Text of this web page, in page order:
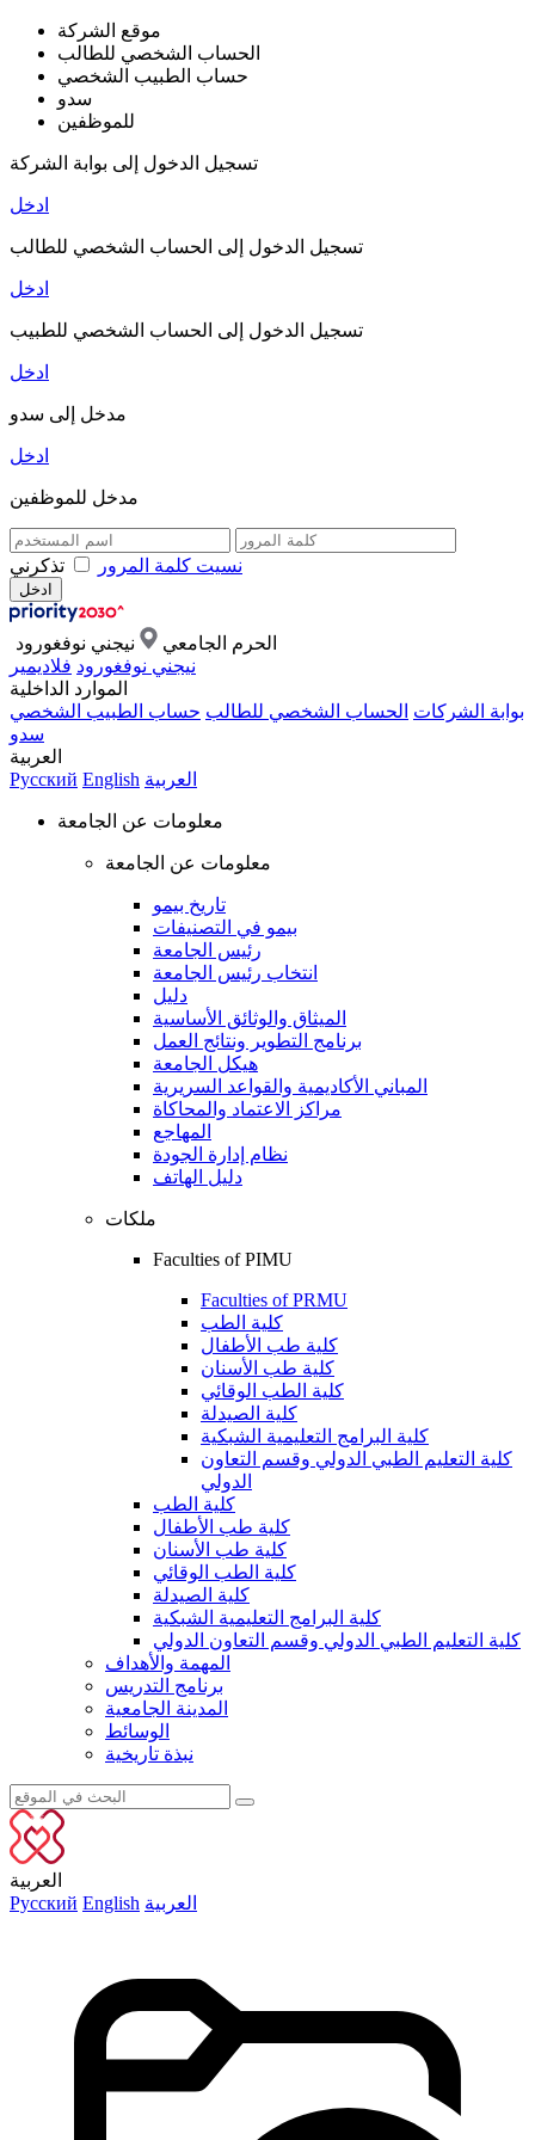
موقع الشركة
الحساب الشخصي للطالب
حساب الطبيب الشخصي
سدو
للموظفين
تسجيل الدخول إلى بوابة الشركة
ادخل
تسجيل الدخول إلى الحساب الشخصي للطالب
ادخل
تسجيل الدخول إلى الحساب الشخصي للطبيب
ادخل
مدخل إلى سدو
ادخل
مدخل للموظفين
نسيت كلمة المرور تذكرني
الحرم الجامعي
نيجني نوفغورود
نيجني نوفغورود فلاديمير
الموارد الداخلية
بوابة الشركات الحساب الشخصي للطالب حساب الطبيب الشخصي
سدو
العربية
Русский English العربية
معلومات عن الجامعة
معلومات عن الجامعة
تاريخ بيمو
بيمو في التصنيفات
رئيس الجامعة
انتخاب رئيس الجامعة
دليل
الميثاق والوثائق الأساسية
برنامج التطوير ونتائج العمل
هيكل الجامعة
المباني الأكاديمية والقواعد السريرية
مراكز الاعتماد والمحاكاة
المهاجع
نظام إدارة الجودة
دليل الهاتف
ملكات
Faculties of PIMU
Faculties of PRMU
كلية الطب
كلية طب الأطفال
كلية طب الأسنان
كلية الطب الوقائي
كلية الصيدلة
كلية البرامج التعليمية الشبكية
كلية التعليم الطبي الدولي وقسم التعاون
الدولي
كلية الطب
كلية طب الأطفال
كلية طب الأسنان
كلية الطب الوقائي
كلية الصيدلة
كلية البرامج التعليمية الشبكية
كلية التعليم الطبي الدولي وقسم التعاون الدولي
المهمة والأهداف
برنامج التدريس
المدينة الجامعية
الوسائط
نبذة تاريخية
العربية
Русский English العربية